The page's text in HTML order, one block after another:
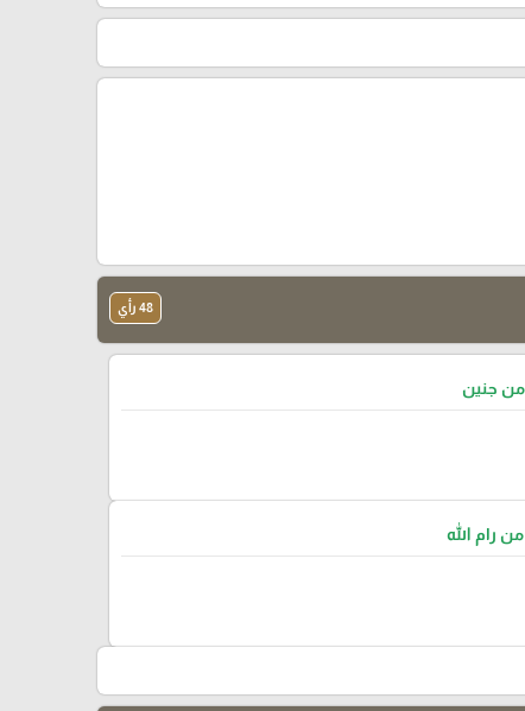
48 رأي
جنين
رام الله